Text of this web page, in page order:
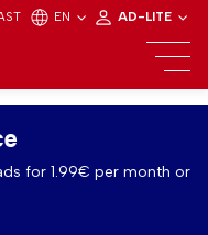
EN AD-LITE
for 1.99€ per month or